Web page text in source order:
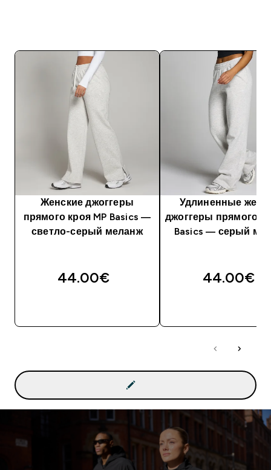
Женские джоггеры
прямого кроя MP Basics —
светло-серый меланж
44.00€‎
Удлиненные
джоггеры прямого
Basics — серый
44.00€‎